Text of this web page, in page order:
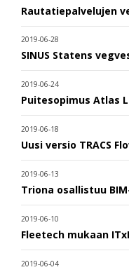
Rautatiepalvelujen
2019-06-28
SINUS Statens
2019-06-24
Puitesopimus Atlas
2019-06-18
Uusi versio TRACS
2019-06-13
Triona osallistuu
2019-06-10
Fleetech mukaan
2019-06-04